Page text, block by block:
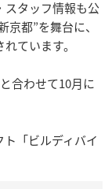
スタッフ情報も公
都”を舞台に、
ています。
合わせて10月に
「ビルディバイ